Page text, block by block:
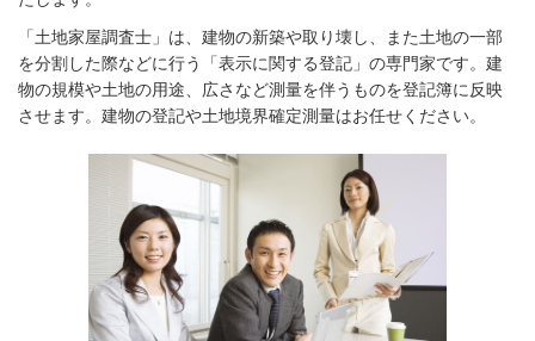
「土地家屋調査士」は、建物の新築や取り壊し、また土地の一部
を分割した際などに行う「表示に関する登記」の専門家です。建
物の規模や土地の用途、広さなど測量を伴うものを登記簿に反映
させます。建物の登記や土地境界確定測量はお任せください。